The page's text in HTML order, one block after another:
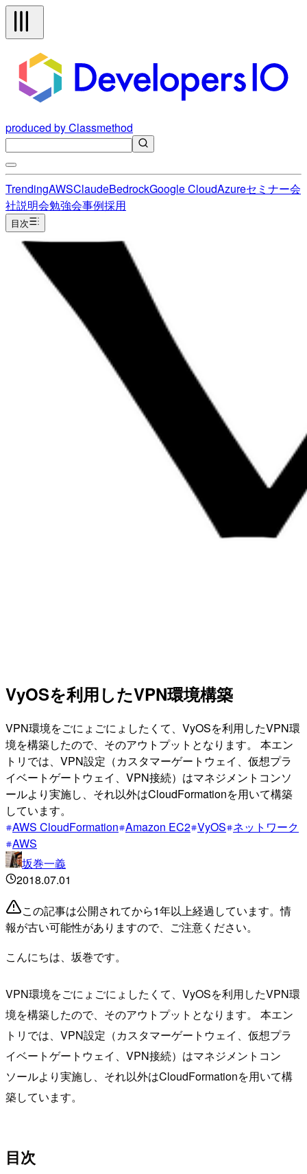
produced by Classmethod
TrendingAWSClaudeBedrockGoogle CloudAzureセミナー会
社説明会勉強会事例採用
目次
VyOSを利用したVPN環境構築
VPN環境をごにょごにょしたくて、VyOSを利用したVPN環
境を構築したので、そのアウトプットとなります。 本エン
トリでは、VPN設定（カスタマーゲートウェイ、仮想プラ
イベートゲートウェイ、VPN接続）はマネジメントコンソ
ールより実施し、それ以外はCloudFormationを用いて構築
しています。
AWS CloudFormation Amazon EC2 VyOS ネットワーク
AWS
坂巻一義
2018.07.01
この記事は公開されてから1年以上経過しています。情
報が古い可能性がありますので、ご注意ください。
こんにちは、坂巻です。
VPN環境をごにょごにょしたくて、VyOSを利用したVPN環
境を構築したので、そのアウトプットとなります。 本エン
トリでは、VPN設定（カスタマーゲートウェイ、仮想プラ
イベートゲートウェイ、VPN接続）はマネジメントコン
ソールより実施し、それ以外はCloudFormationを用いて構
築しています。
目次